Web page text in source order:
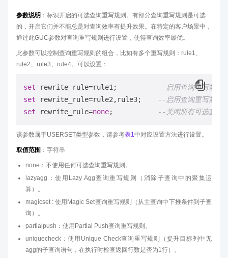
参数说明 ：标识开启的可选查询重写规则。有部分查询重写规则是可选
的，开启它们并不能总是对查询效率有提升效果。在特定的客户场景中，
通过此GUC参数对查询重写规则进行设置，使得查询效率最优。
此参数可以控制查询重写规则的组合，比如有多个重写规则：rule1、
rule2、rule3、rule4。可以设置：
set rewrite_rule=rule1;
--启用查询重写规则
set rewrite_rule=rule2,rule3;
--启用查询重写规
set rewrite_rule=none; --关闭所有可选查询
该参数属于USERSET类型参数，请参考表1中对应设置方法进行设置。
取值范围 ：字符串
none：不使用任何可选查询重写规则。
lazyagg：使用Lazy Agg查询重写规则（消除子查询中的聚集运
算）。
magicset : 使用Magic Set查询重写规则（从主查询中下推条件到子查
询）。
partialpush：使用Partial Push查询重写规则。
uniquecheck：使用Unique Check查询重写规则（提升目标列中无
agg的子查询语句，在执行时检查返回行数是否为1行）。